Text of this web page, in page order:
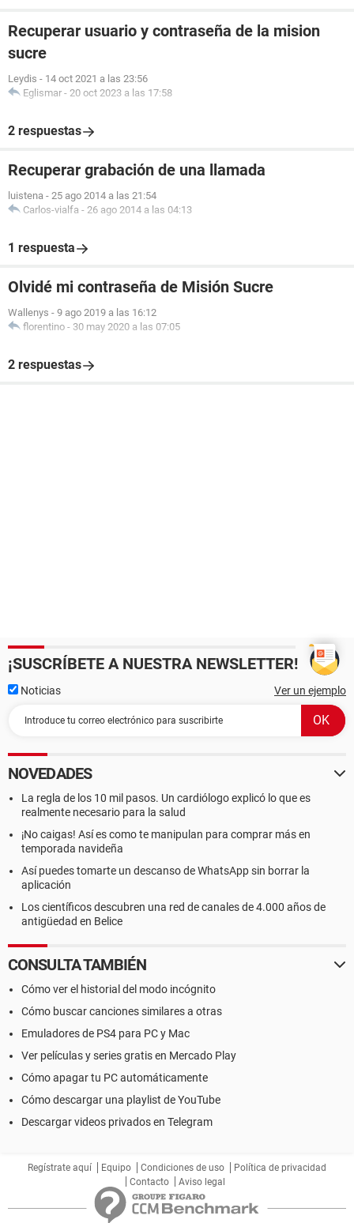
Recuperar usuario y contraseña de la mision
sucre
Leydis - 14 oct 2021 a las 23:56
Eglismar - 20 oct 2023 a las 17:58
2 respuestas
Recuperar grabación de una llamada
luistena - 25 ago 2014 a las 21:54
Carlos-vialfa - 26 ago 2014 a las 04:13
1 respuesta
Olvidé mi contraseña de Misión Sucre
Wallenys - 9 ago 2019 a las 16:12
florentino - 30 may 2020 a las 07:05
2 respuestas
¡SUSCRÍBETE A NUESTRA NEWSLETTER!
Noticias Ver un ejemplo
NOVEDADES
La regla de los 10 mil pasos. Un cardiólogo explicó lo que es
realmente necesario para la salud
¡No caigas! Así es como te manipulan para comprar más en
temporada navideña
Así puedes tomarte un descanso de WhatsApp sin borrar la
aplicación
Los científicos descubren una red de canales de 4.000 años de
antigüedad en Belice
CONSULTA TAMBIÉN
Cómo ver el historial del modo incógnito
Cómo buscar canciones similares a otras
Emuladores de PS4 para PC y Mac
Ver películas y series gratis en Mercado Play
Cómo apagar tu PC automáticamente
Cómo descargar una playlist de YouTube
Descargar videos privados en Telegram
Regístrate aquí Equipo Condiciones de uso
Política de privacidad
Contacto
Aviso legal